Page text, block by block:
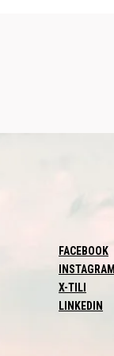
FACEBOOK
INSTAGRAM
X-TILI
LINKEDIN